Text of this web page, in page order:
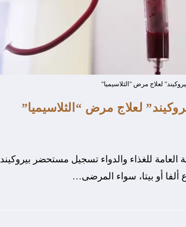
لعلاج مرض "الثلاسيميا"
لعلاج مرض “الثلاسيميا”
للغذاء والدواء تسجيل مستحضر بيروكيند
ألفا أو بيتا، سواء المرضى…